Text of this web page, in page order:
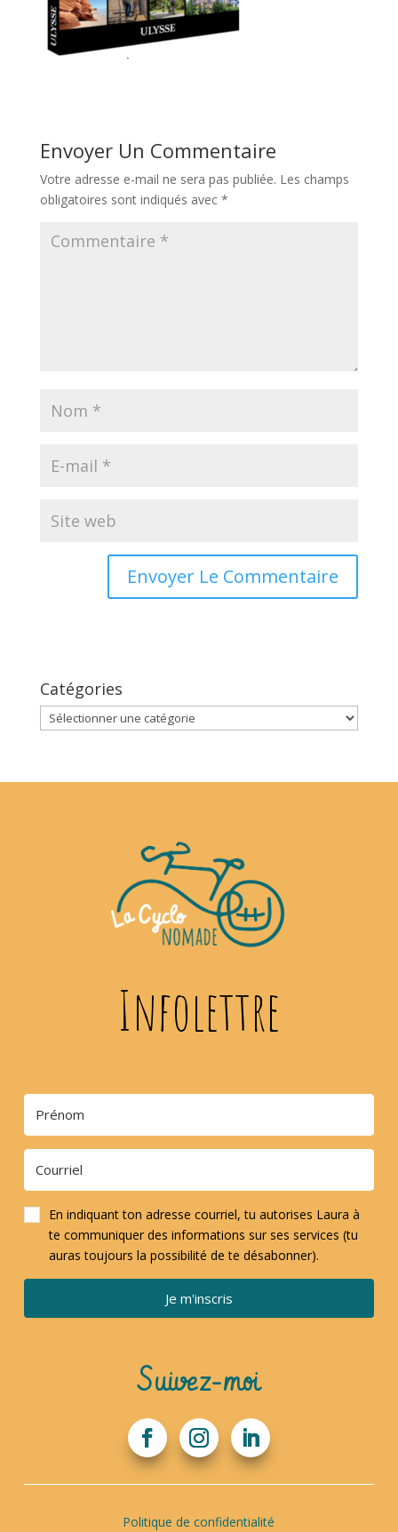
Envoyer Un Commentaire
Votre adresse e-mail ne sera pas publiée. Les champs
obligatoires sont indiqués avec *
Catégories
Catégories
Infolettre
En indiquant ton adresse courriel, tu autorises Laura à
te communiquer des informations sur ses services (tu
auras toujours la possibilité de te désabonner).
Je m'inscris
Suivez-moi
Politique de confidentialité